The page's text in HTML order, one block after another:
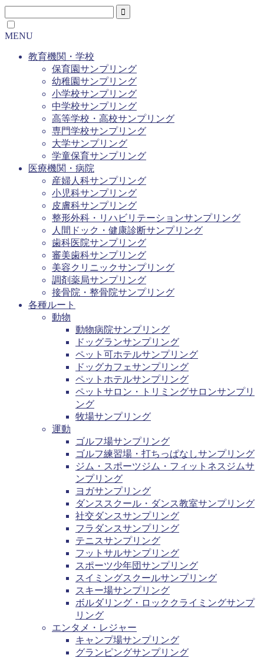
MENU
教育機関・学校
保育園サンプリング
幼稚園サンプリング
小学校サンプリング
中学校サンプリング
高等学校・高校サンプリング
専門学校サンプリング
大学サンプリング
学童保育サンプリング
医療機関・病院
産婦人科サンプリング
小児科サンプリング
皮膚科サンプリング
整形外科・リハビリテーションサンプリング
人間ドック・健康診断サンプリング
歯科医院サンプリング
審美歯科サンプリング
美容クリニックサンプリング
調剤薬局サンプリング
接骨院・整骨院サンプリング
各種ルート
動物
動物病院サンプリング
ドッグランサンプリング
ペット可ホテルサンプリング
ドッグカフェサンプリング
ペットホテルサンプリング
ペットサロン・トリミングサロンサンプリ
ング
牧場サンプリング
運動
ゴルフ場サンプリング
ゴルフ練習場・打ちっぱなしサンプリング
ジム・スポーツジム・フィットネスジムサ
ンプリング
ヨガサンプリング
ダンススクール・ダンス教室サンプリング
社交ダンスサンプリング
フラダンスサンプリング
テニスサンプリング
フットサルサンプリング
スポーツ少年団サンプリング
スイミングスクールサンプリング
スキー場サンプリング
ボルダリング・ロッククライミングサンプ
リング
エンタメ・レジャー
キャンプ場サンプリング
グランピングサンプリング